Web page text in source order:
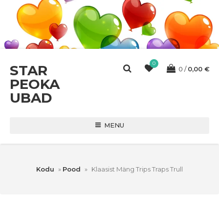
STAR
PEOKA
UBAD
0
0 0,00 €
MENU
Kodu » Pood » Klaasist Mäng Trips Traps Trull